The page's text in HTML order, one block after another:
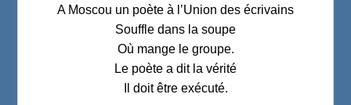
A Moscou un poète à l’Union des écrivains
Souffle dans la soupe
Où mange le groupe.
Le poète a dit la vérité
Il doit être exécuté.